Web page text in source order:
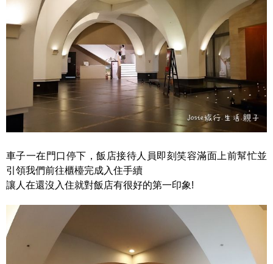
車子一在門口停下，飯店接待人員即刻笑容滿面上前幫忙並
引領我們前往櫃檯完成入住手續
讓人在還沒入住就對飯店有很好的第一印象!